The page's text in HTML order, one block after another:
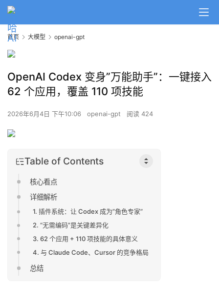
首页 大模型 openai-gpt
OpenAI Codex 变身”万能助手”：一键接入
62 个应用，覆盖 110 项技能
2026年6月4日 下午10:06 openai-gpt 阅读 424
Table of Contents
核心看点
详细解析
1. 插件系统：让 Codex 成为”角色专家”
2. “无需编码”是关键差异化
3. 62 个应用 + 110 项技能的具体意义
4. 与 Claude Code、Cursor 的竞争格局
总结